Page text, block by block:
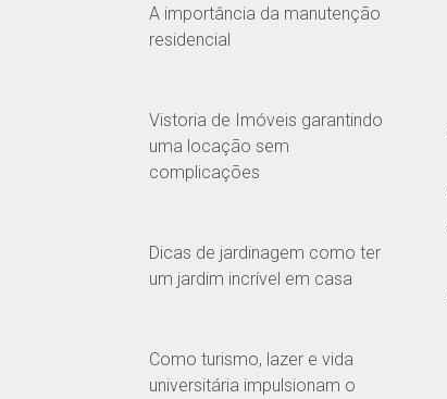
A importância da manutenção
residencial
Vistoria de Imóveis garantindo
uma locação sem
complicações
Dicas de jardinagem como ter
um jardim incrível em casa
Como turismo, lazer e vida
universitária impulsionam o